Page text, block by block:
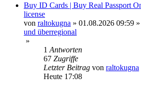
Buy ID Cards | Buy Real Passport
license
von raltokugna » 01.08.2026 09:59
und überregional
»
1 Antworten
67 Zugriffe
Letzter Beitrag von raltokugna
Heute 17:08